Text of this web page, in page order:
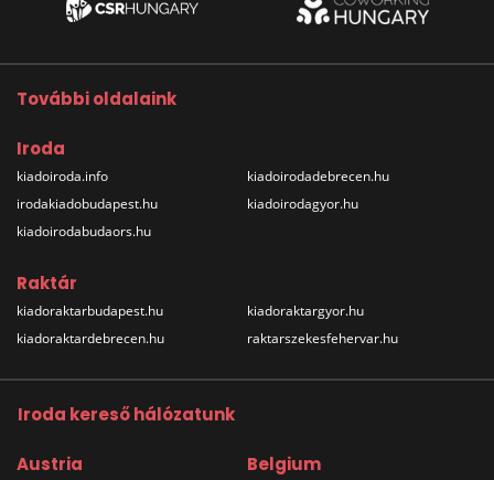
További oldalaink
Iroda
kiadoiroda.info
irodakiadobudapest.hu
kiadoirodabudaors.hu
kiadoirodadebrecen.hu
kiadoirodagyor.hu
Raktár
kiadoraktarbudapest.hu
kiadoraktardebrecen.hu
kiadoraktargyor.hu
raktarszekesfehervar.hu
Iroda kereső hálózatunk
Austria Belgium